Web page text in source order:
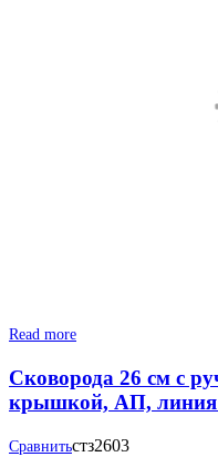
Read more
Сковорода 26 см с
крышкой, АП, линия
Сравнитьстз2603